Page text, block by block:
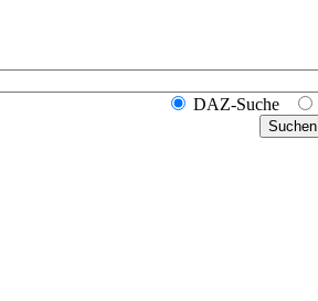
DAZ-Suche
Suchen